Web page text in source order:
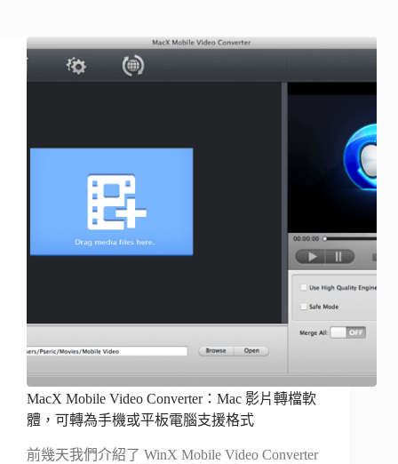
MacX Mobile Video Converter：Mac 影片轉檔軟
體，可轉為手機或平板電腦支援格式
前幾天我們介紹了 WinX Mobile Video Converter